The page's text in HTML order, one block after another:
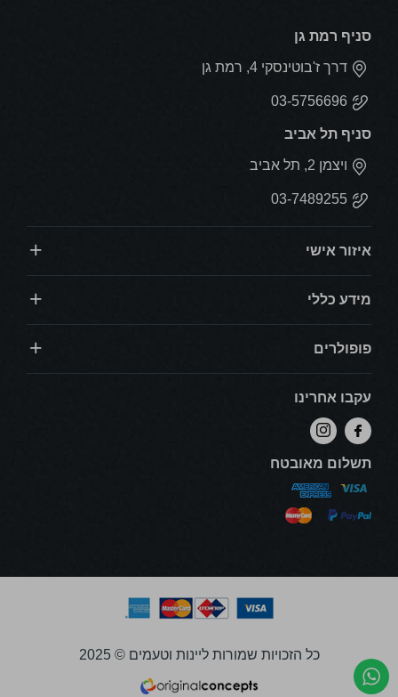
סניף רמת גן
דרך ז'בוטינסקי 4, רמת גן
03-5756696
סניף תל אביב
ויצמן 2, תל אביב
03-7489255
איזור אישי
מידע כללי
פופולרים
עקבו אחרינו
תשלום מאובטח
כל הזכויות שמורות ליינות וטעמים © 2025